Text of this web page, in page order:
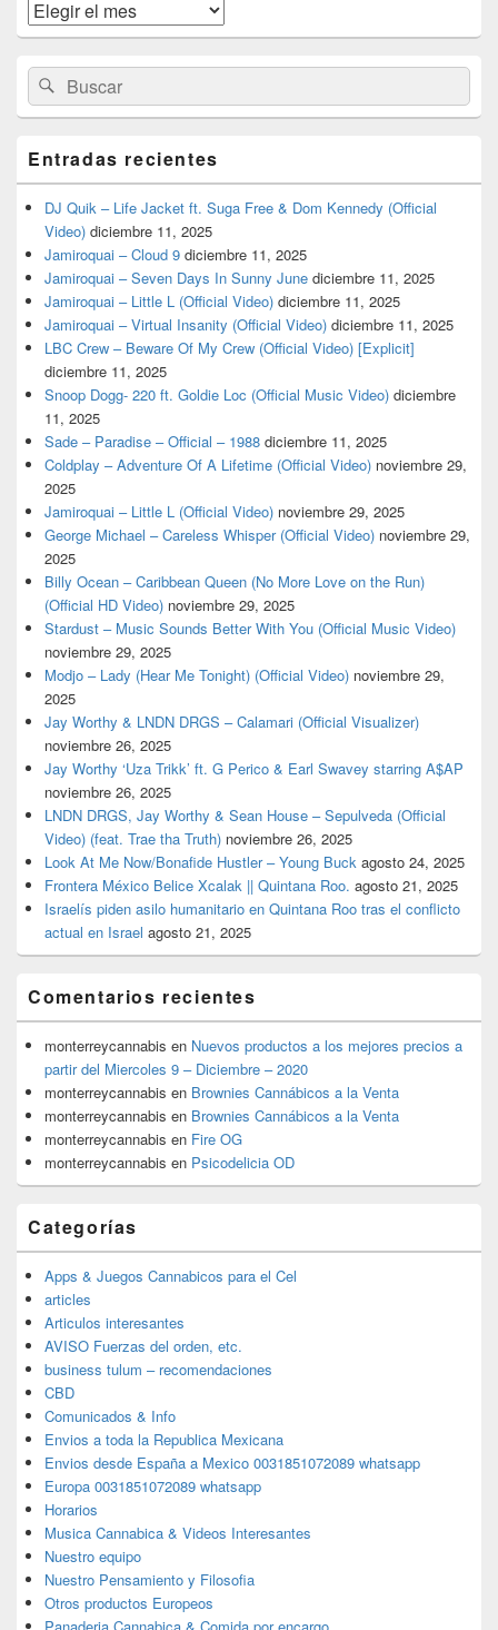
barra
lateral
primaria
Archivos
Buscar
por:
Buscar
Entradas recientes
DJ Quik – Life Jacket ft. Suga Free & Dom Kennedy (Official
Video) diciembre 11, 2025
Jamiroquai – Cloud 9 diciembre 11, 2025
Jamiroquai – Seven Days In Sunny June diciembre 11, 2025
Jamiroquai – Little L (Official Video) diciembre 11, 2025
Jamiroquai – Virtual Insanity (Official Video) diciembre 11, 2025
LBC Crew – Beware Of My Crew (Official Video) [Explicit]
diciembre 11, 2025
Snoop Dogg- 220 ft. Goldie Loc (Official Music Video) diciembre
11, 2025
Sade – Paradise – Official – 1988 diciembre 11, 2025
Coldplay – Adventure Of A Lifetime (Official Video) noviembre 29,
2025
Jamiroquai – Little L (Official Video) noviembre 29, 2025
George Michael – Careless Whisper (Official Video) noviembre 29,
2025
Billy Ocean – Caribbean Queen (No More Love on the Run)
(Official HD Video) noviembre 29, 2025
Stardust – Music Sounds Better With You (Official Music Video)
noviembre 29, 2025
Modjo – Lady (Hear Me Tonight) (Official Video) noviembre 29,
2025
Jay Worthy & LNDN DRGS – Calamari (Official Visualizer)
noviembre 26, 2025
Jay Worthy ‘Uza Trikk’ ft. G Perico & Earl Swavey starring A$AP
noviembre 26, 2025
LNDN DRGS, Jay Worthy & Sean House – Sepulveda (Official
Video) (feat. Trae tha Truth) noviembre 26, 2025
Look At Me Now/Bonafide Hustler – Young Buck agosto 24, 2025
Frontera México Belice Xcalak || Quintana Roo. agosto 21, 2025
Israelís piden asilo humanitario en Quintana Roo tras el conflicto
actual en Israel agosto 21, 2025
Comentarios recientes
monterreycannabis en Nuevos productos a los mejores precios a
partir del Miercoles 9 – Diciembre – 2020
monterreycannabis en Brownies Cannábicos a la Venta
monterreycannabis en Brownies Cannábicos a la Venta
monterreycannabis en Fire OG
monterreycannabis en Psicodelicia OD
Categorías
Apps & Juegos Cannabicos para el Cel
articles
Articulos interesantes
AVISO Fuerzas del orden, etc.
business tulum – recomendaciones
CBD
Comunicados & Info
Envios a toda la Republica Mexicana
Envios desde España a Mexico 0031851072089 whatsapp
Europa 0031851072089 whatsapp
Horarios
Musica Cannabica & Videos Interesantes
Nuestro equipo
Nuestro Pensamiento y Filosofia
Otros productos Europeos